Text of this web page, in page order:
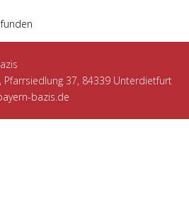
Pfarrsiedlung 37, 84339 Unterdietfurt
bazis.de